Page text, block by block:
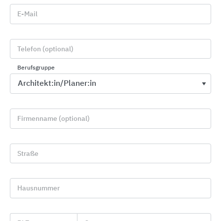
Anwendung
E-Mail
Telefon (optional)
Berufsgruppe
Firmenname (optional)
Straße
Hausnummer